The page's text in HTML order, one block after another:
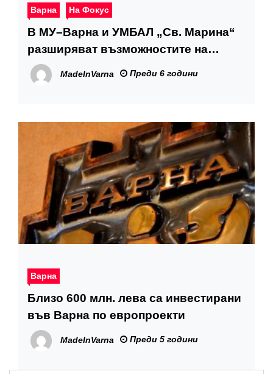
Варна На Фокус
В МУ–Варна и УМБАЛ „Св. Марина“
разширяват възможностите на
роботизираната хирургия
MadeInVarna Преди 6 години
Варна
Близо 600 млн. лева са инвестирани
във Варна по европроекти
MadeInVarna Преди 5 години